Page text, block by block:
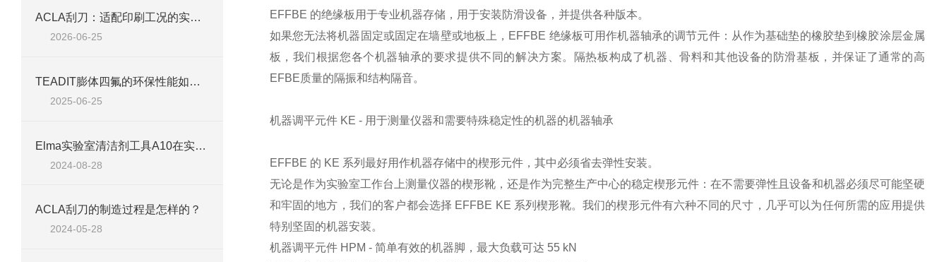
ACLA刮刀：适配印刷工况的实用工艺配件
2026-06-25
TEADIT膨体四氟的环保性能如何？
2025-06-25
Elma实验室清洁剂工具A10在实验室清洁中的应用
2024-08-28
ACLA刮刀的制造过程是怎样的？
2024-05-28
EFFBE 的绝缘板用于专业机器存储，用于安装防滑设备，并提供各种版本。
如果您无法将机器固定或固定在墙壁或地板上，EFFBE 绝缘板可用作机器轴承的调节元件：从作为基础垫的橡胶垫到橡胶涂层金属
板，我们根据您各个机器轴承的要求提供不同的解决方案。隔热板构成了机器、骨料和其他设备的防滑基板，并保证了通常的高
EFBE质量的隔振和结构隔音。
机器调平元件 KE - 用于测量仪器和需要特殊稳定性的机器的机器轴承
EFFBE 的 KE 系列最好用作机器存储中的楔形元件，其中必须省去弹性安装。
无论是作为实验室工作台上测量仪器的楔形靴，还是作为完整生产中心的稳定楔形元件：在不需要弹性且设备和机器必须尽可能坚硬
和牢固的地方，我们的客户都会选择 EFFBE KE 系列楔形靴。我们的楔形元件有六种不同的尺寸，几乎可以为任何所需的应用提供
特别坚固的机器安装。
机器调平元件 HPM - 简单有效的机器脚，最大负载可达 55 kN